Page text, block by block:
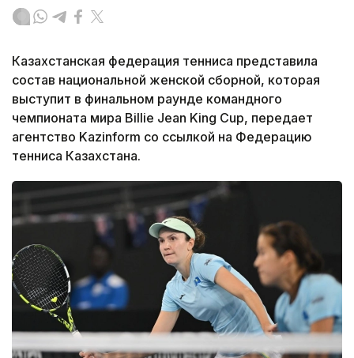
Казахстанская федерация тенниса представила
состав национальной женской сборной, которая
выступит в финальном раунде командного
чемпионата мира Billie Jean King Cup, передает
агентство Kazinform со ссылкой на Федерацию
тенниса Казахстана.